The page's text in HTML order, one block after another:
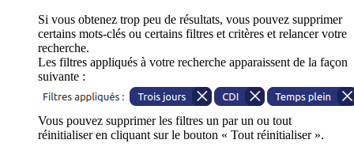
Si vous obtenez trop peu de résultats, vous pouvez supprimer
certains mots-clés ou certains filtres et critères et relancer votre
recherche.
Les filtres appliqués à votre recherche apparaissent de la façon
suivante :
Vous pouvez supprimer les filtres un par un ou tout
réinitialiser en cliquant sur le bouton « Tout réinitialiser ».